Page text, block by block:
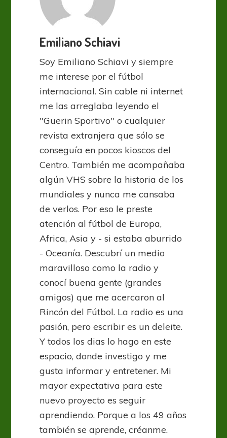
Emiliano Schiavi
Soy Emiliano Schiavi y siempre
me interese por el fútbol
internacional. Sin cable ni internet
me las arreglaba leyendo el
"Guerin Sportivo" o cualquier
revista extranjera que sólo se
conseguía en pocos kioscos del
Centro. También me acompañaba
algún VHS sobre la historia de los
mundiales y nunca me cansaba
de verlos. Por eso le preste
atención al fútbol de Europa,
Africa, Asia y - si estaba aburrido
- Oceanía. Descubrí un medio
maravilloso como la radio y
conocí buena gente (grandes
amigos) que me acercaron al
Rincón del Fútbol. La radio es una
pasión, pero escribir es un deleite.
Y todos los dias lo hago en este
espacio, donde investigo y me
gusta informar y entretener. Mi
mayor expectativa para este
nuevo proyecto es seguir
aprendiendo. Porque a los 49 años
también se aprende, créanme.